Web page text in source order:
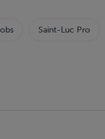
Saint-Luc Pro